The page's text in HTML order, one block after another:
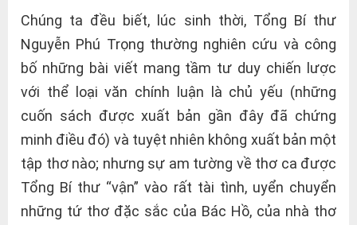
Chúng ta đều biết, lúc sinh thời, Tổng Bí thư
Nguyễn Phú Trọng thường nghiên cứu và công
bố những bài viết mang tầm tư duy chiến lược
với thể loại văn chính luận là chủ yếu (những
cuốn sách được xuất bản gần đây đã chứng
minh điều đó) và tuyệt nhiên không xuất bản một
tập thơ nào; nhưng sự am tường về thơ ca được
Tổng Bí thư “vận” vào rất tài tình, uyển chuyển
những tứ thơ đặc sắc của Bác Hồ, của nhà thơ